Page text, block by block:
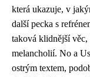
která ukazuje, v
další pecka s
taková klidnější
melancholií. No a
ostrým textem,